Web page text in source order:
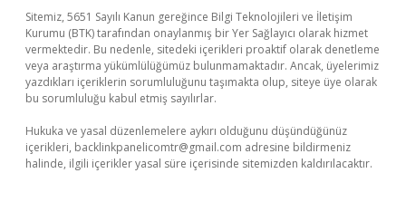
Sitemiz, 5651 Sayılı Kanun gereğince Bilgi Teknolojileri ve İletişim
Kurumu (BTK) tarafından onaylanmış bir Yer Sağlayıcı olarak hizmet
vermektedir. Bu nedenle, sitedeki içerikleri proaktif olarak denetleme
veya araştırma yükümlülüğümüz bulunmamaktadır. Ancak, üyelerimiz
yazdıkları içeriklerin sorumluluğunu taşımakta olup, siteye üye olarak
bu sorumluluğu kabul etmiş sayılırlar.
Hukuka ve yasal düzenlemelere aykırı olduğunu düşündüğünüz
içerikleri, backlinkpanelicomtr@gmail.com adresine bildirmeniz
halinde, ilgili içerikler yasal süre içerisinde sitemizden kaldırılacaktır.